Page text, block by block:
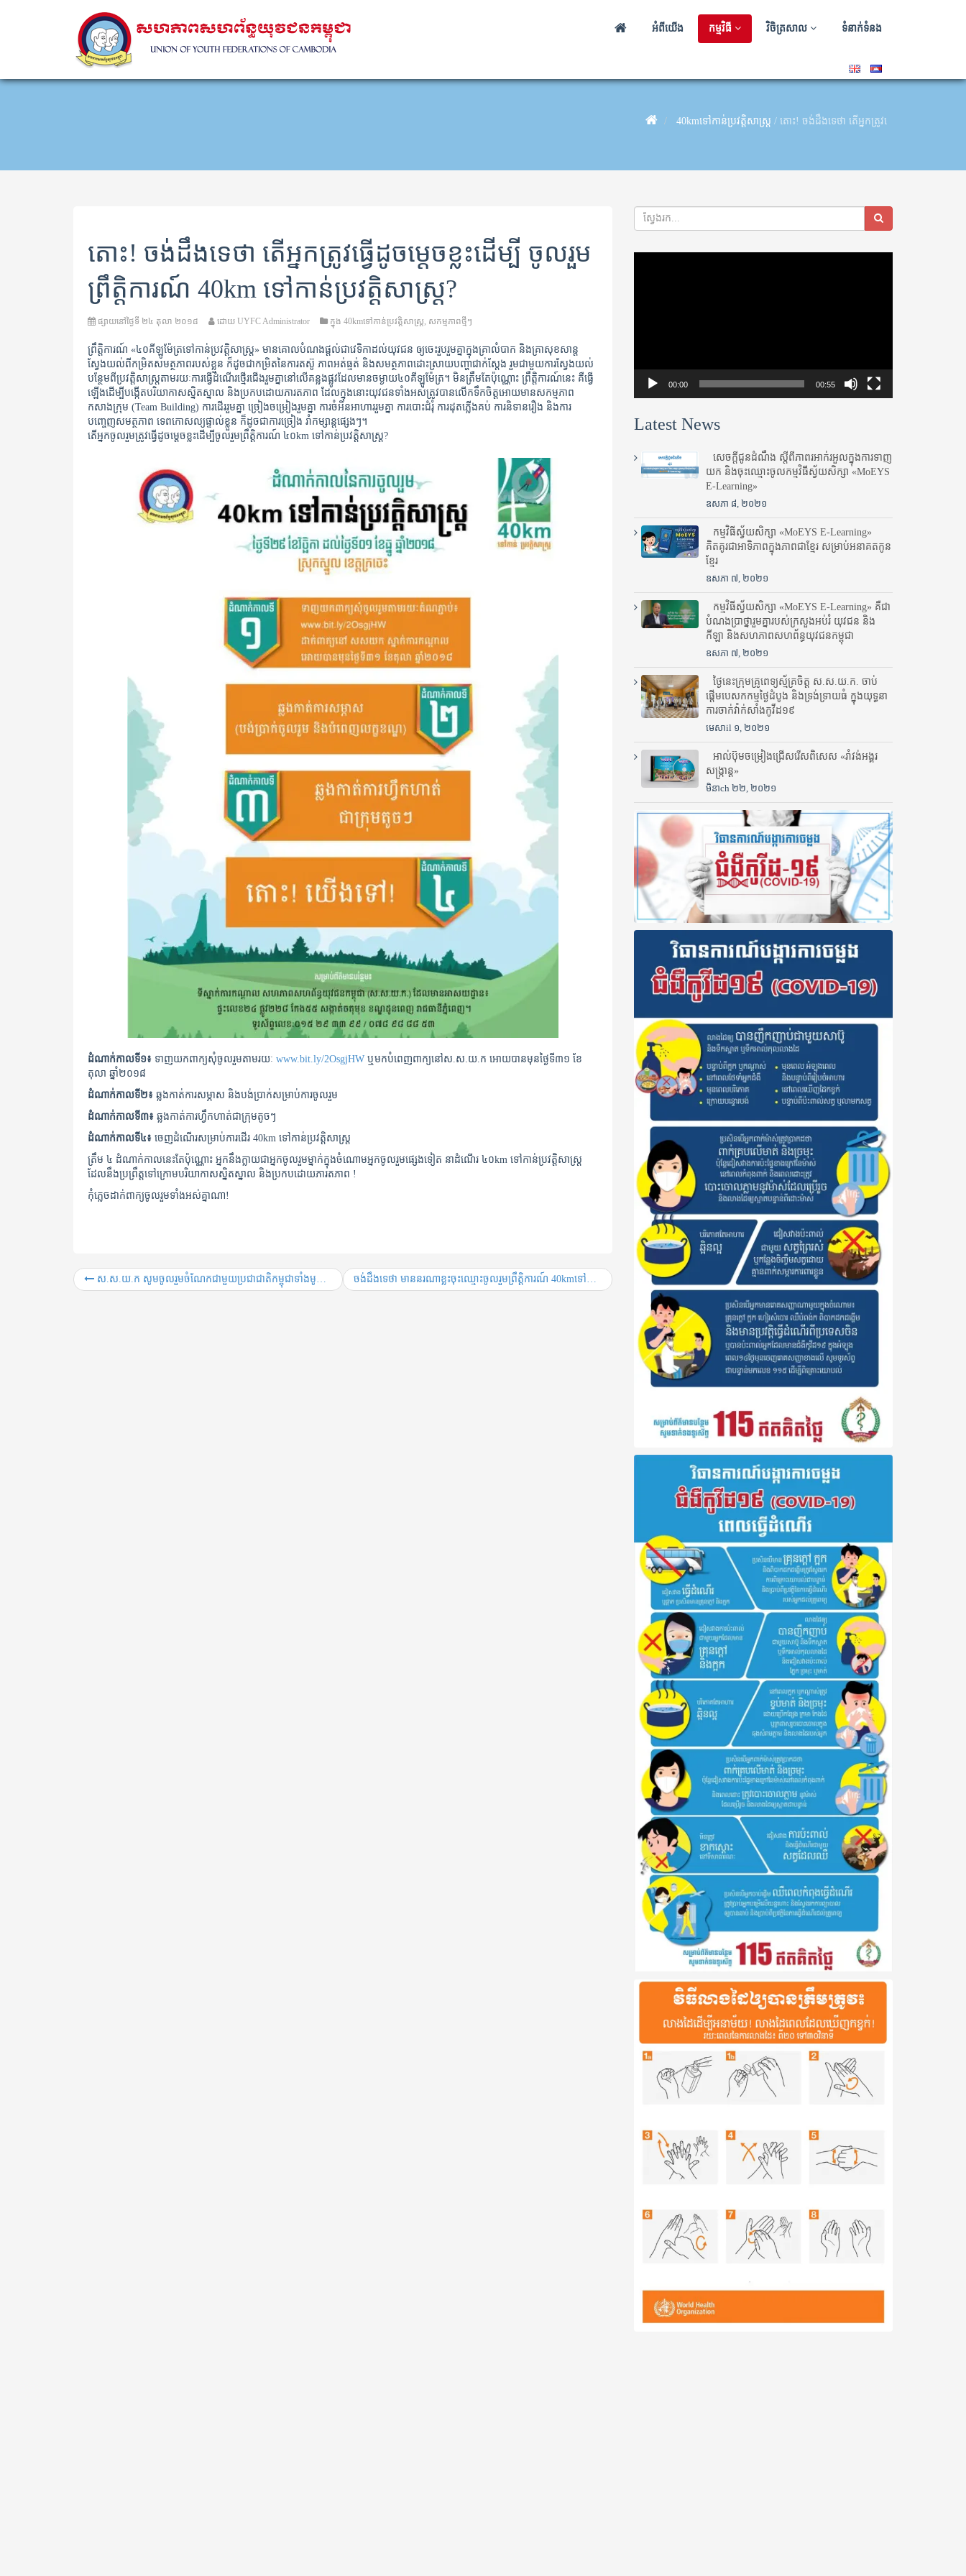
អំពីយើង កម្មវិធី វិចិត្រសាល ទំនាក់ទំនង
40kmទៅកាន់ប្រវត្តិសាស្ត្រ /តោះ! ចង់ដឹងទេថា តើអ្នកត្រូវធ្វើដូចម្តេចខ្លះដើម្បី
តោះ! ចង់ដឹងទេថា តើអ្នកត្រូវធ្វើដូចម្តេចខ្លះដើម្បី ចូលរួម
ព្រឹត្តិការណ៍ 40km ទៅកាន់ប្រវត្តិសាស្រ្ត?
ផ្សាយនៅថ្ងៃទី ២៤ តុលា ២០១៨ ដោយ UYFC Administrator ក្នុង 40kmទៅកាន់ប្រវត្តិសាស្ត្រ, សកម្មភាពថ្មីៗ
ព្រឹត្តិការណ៍ «៤០​គីឡូម៉ែត្រ​​​​ទៅកាន់​ប្រវត្តិសាស្ត្រ» មានគោលបំណងផ្តល់ជាវេទិកាដល់យុវជន ឲ្យចេះរួបរួមគ្នាក្នុងគ្រាលំបាក និងគ្រា​សុខសាន្ត
ស្វែង​​យល់ពីកម្រិតសមត្ថភាពរបស់ខ្លួន ក៏ដូចជាកម្រិតនៃការតស៊ូ ភាពអត់ធ្មត់ និងសមត្ថភាពដោះស្រាយបញ្ហាជាក់ស្តែង រួមជាមួយ​​ការស្វែងយល់​
បន្ថែម​ពីប្រវត្តិសាស្ត្រតាមរយៈការធ្វើដំណើរថ្មើរជើងរួមគ្នានៅលើគន្លងផ្លូវដែលមានចម្ងាយ៤០គីឡូម៉ែត្រ។ មិន​ត្រឹមតែ​ប៉ុណ្ណោះ ព្រឹត្តិការណ៍នេះ គឺធ្វើ​
ឡើង​ដើម្បីបង្កើតបរិយាកាសស្និតស្នាល និងប្រកបដោយភារតភាព ដែលក្នុងនោះយុវជនទាំងអស់ត្រូវបានលើកទឹកចិត្ត​អោយ​មាន​សកម្មភាព​
កសាង​ក្រុម (Team Building) ការដើររួមគ្នា ច្រៀងចម្រៀងរួមគ្នា ការចំអិនអាហាររួមគ្នា ការបោះ​ជំរុំ ការដុតភ្លើងគប់ ការនិទានរឿង និងការ
បញ្ចេញសមត្ថភាព ទេពកោសល្យផ្ទាល់ខ្លួន ក៏ដូចជាការច្រៀង រាំកម្សាន្តផ្សេងៗ។
តើអ្នកចូលរួម​ត្រូវធ្វើដូចម្តេចខ្លះដើម្បីចូលរួមព្រឹត្តិការណ៍ ៤០km ទៅកាន់ប្រវត្តិសាស្រ្ត?
ដំណាក់កាលទី១៖ ទាញយកពាក្យសុំចូលរួមតាមរយៈ www.bit.ly/2OsgjHW ឬមកបំពេញពាក្យនៅស.ស.យ.ក អោយបានមុនថ្ងៃទី៣១ ខែ
តុលា ឆ្នាំ២០១៨
ដំណាក់កាលទី២៖ ឆ្លងកាត់ការសម្ភាស និងបង់ប្រាក់សម្រាប់ការចូលរួម
ដំណាក់កាលទី៣៖ ឆ្លងកាត់ការហ្វឹកហាត់ជាក្រុមតូចៗ
ដំណាក់កាលទី៤៖ ចេញដំណើរសម្រាប់ការដើរ 40km ទៅកាន់ប្រវត្តិសាស្រ្ត
ត្រឹម ៤ ដំណាក់កាលនេះតែប៉ុណ្ណោះ អ្នកនឹងក្លាយជាអ្នកចូលរួមម្នាក់ក្នុងចំណោមអ្នកចូលរួមផ្សេងទៀត នាដំណើរ ៤០km ទៅកាន់ប្រវត្តិសាស្រ្ត
ដែលនឹងប្រព្រឹត្តទៅក្រោមបរិយាកាសស្និតស្នាល និងប្រកបដោយភារតភាព !
កុំភ្លេចដាក់ពាក្យចូលរួមទាំងអស់គ្នាណា!
ស.ស.យ.ក សូមចូលរួម​ចំណែក​ជាមួយ​ប្រជាជាតិ​កម្ពុជា​ទាំងមូល​ក្នុងពិធី​គោរព​ព្រះវិញ្ញាណក្ខន្ធ ​ព្រះករុណាព្រះបាទសម្តេច ព្រះនរោត្តម សីហនុ “ព្រះបរមរតនកោដ្ឋ” ចង់ដឹងទេ​ថា មាន​នរណា​ខ្លះ​ចុះ​ឈ្មោះ​ចូលរួម​ព្រឹត្ដិការណ៍ 40kmទៅកាន់ប្រវត្ដិសាស្រ្ដ?​
00:00 00:55
Latest News
សេចក្តីជូនដំណឹង ស្តី​ពីភាព​រអាក់រអួល​ក្នុងការ​ទាញ​
យក និង​ចុះ​ឈ្មោះ​ចូល​កម្មវិធី​ស្វ័យសិក្សា «MoEYS
E-Learning»
ឧសភា ៨, ២០២១
កម្មវិធីស្វ័យសិក្សា «MoEYS E-Learning»
គិតគូរជាអាទិភាពក្នុងភាពជាខ្មែរ សម្រាប់អនាគតកូន
ខ្មែរ
ឧសភា ៧, ២០២១
កម្មវិធីស្វ័យសិក្សា «MoEYS E-Learning» គឺជា
បំណងប្រាថ្នារួមគ្នារបស់ក្រសួងអប់រំ​ យុវជន និង
កីឡា និងសហភាពសហព័ន្ធយុវជនកម្ពុជា
ឧសភា ៧, ២០២១
ថ្ងៃនេះក្រុមគ្រូពេទ្យស្ម័គ្រចិត្ត ស.ស.យ.ក. ចាប់
ផ្តើមបេសកកម្មថ្ងៃដំបូង និងទ្រង់ទ្រាយធំ ក្នុងយុទ្ធនា
ការចាក់វ៉ាក់សាំងកូវីដ១៩
មេសាil ១, ២០២១
អាល់ប៊ុមចម្រៀងជ្រើសរើសពិសេស «រាំវង់អង្គរ
សង្ក្រាន្ត»
មិនាch ២២, ២០២១